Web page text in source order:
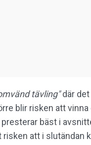
tävling"där det
blir risken att
presterar bäst i
att i slutändan